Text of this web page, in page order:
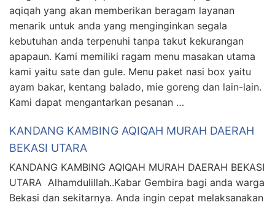
aqiqah yang akan memberikan beragam layanan
menarik untuk anda yang menginginkan segala
kebutuhan anda terpenuhi tanpa takut kekurangan
apapaun. Kami memiliki ragam menu masakan utama
kami yaitu sate dan gule. Menu paket nasi box yaitu
ayam bakar, kentang balado, mie goreng dan lain-lain.
Kami dapat mengantarkan pesanan …
KANDANG KAMBING AQIQAH MURAH DAERAH
BEKASI UTARA
KANDANG KAMBING AQIQAH MURAH DAERAH BEKASI
UTARA Alhamdulillah..Kabar Gembira bagi anda warga
Bekasi dan sekitarnya. Anda ingin cepat melaksanakan